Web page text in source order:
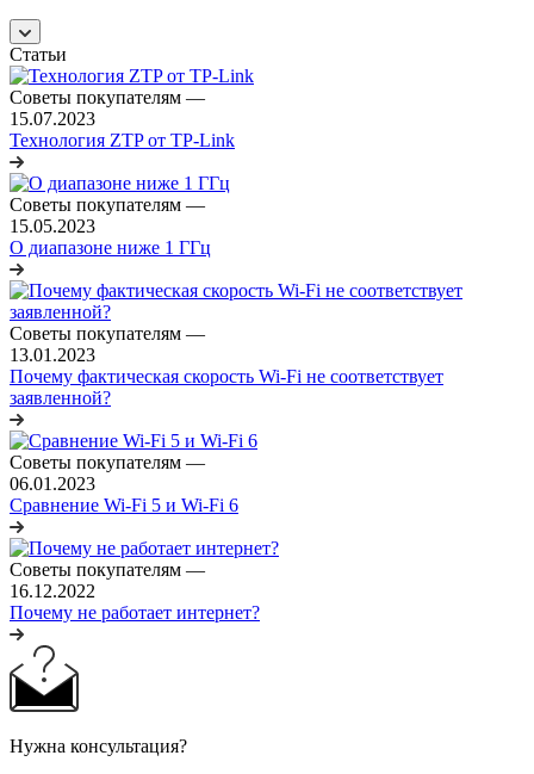
Статьи
Советы покупателям —
15.07.2023
Технология ZTP от TP-Link
Советы покупателям —
15.05.2023
О диапазоне ниже 1 ГГц
Советы покупателям —
13.01.2023
Почему фактическая скорость Wi-Fi не соответствует
заявленной?
Советы покупателям —
06.01.2023
Сравнение Wi-Fi 5 и Wi-Fi 6
Советы покупателям —
16.12.2022
Почему не работает интернет?
Нужна консультация?